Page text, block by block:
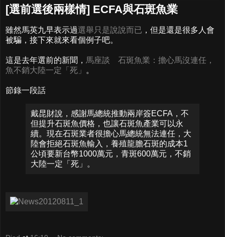
[選前選後兩樣情] ECFA與石斑魚業
雖然馬英九早表示過選舉只是說說而已 ，但是還是很多人會
被騙，接下來就來看個例子吧。
這是去年選前的新聞， 馬座談 石斑魚業：擔心馬沒連任，
魚不銷大陸一定「死」
。
節錄一段話
戴昆財說，感謝馬總統推動兩岸簽ECFA，不
但提升石斑魚價格，也讓石斑魚產業可以永
續。現在石斑業者很擔心馬總統無法連任，大
陸會拒絕石斑魚輸入，養殖龍膽石斑的成本1
公頃要新台幣1000萬元，青斑600萬元，不銷
大陸一定「死」。